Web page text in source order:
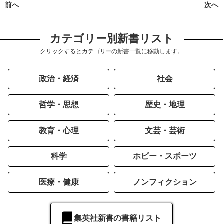
前へ 次へ
カテゴリー別新書リスト
クリックするとカテゴリーの新書一覧に移動します。
政治・経済 社会
哲学・思想 歴史・地理
教育・心理 文芸・芸術
科学 ホビー・スポーツ
医療・健康 ノンフィクション
集英社新書の書籍リスト